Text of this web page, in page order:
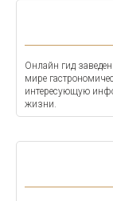
Онлайн гид
мире
интересующую
жизни.